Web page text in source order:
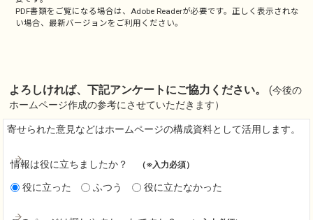
PDF書類をご覧になる場合は、Adobe Readerが必要です。正しく表示されな
い場合、最新バージョンをご利用ください。